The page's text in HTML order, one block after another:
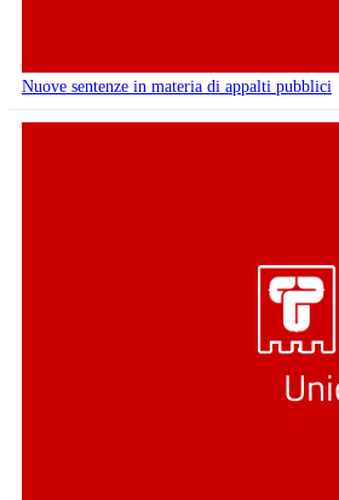
Nuove sentenze in materia di appalti pubblici